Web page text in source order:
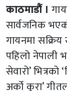
काठमाडौं ।
सार्वजनिक
गायनमा सक्रिय
पहिलो नेपाली
सेवारो’
अर्को कुरा’